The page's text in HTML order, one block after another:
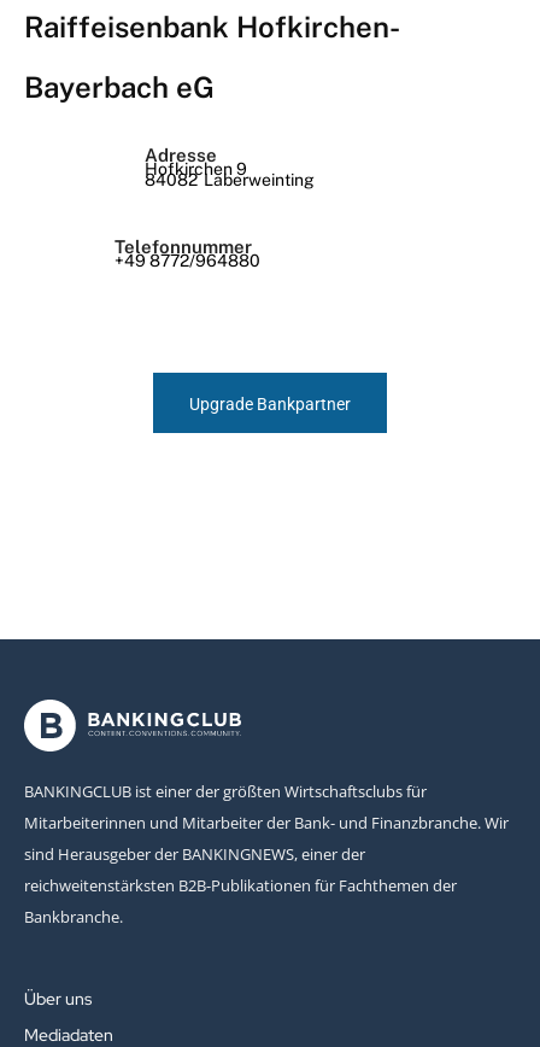
Raiffeisenbank Hofkirchen-
Bayerbach eG
Adresse
Hofkirchen 9
84082 Laberweinting
Telefonnummer
+49 8772/964880
Upgrade Bankpartner
BANKINGCLUB ist einer der größten Wirtschaftsclubs für
Mitarbeiterinnen und Mitarbeiter der Bank- und Finanzbranche. Wir
sind Herausgeber der BANKINGNEWS, einer der
reichweitenstärksten B2B-Publikationen für Fachthemen der
Bankbranche.
Über uns
Mediadaten